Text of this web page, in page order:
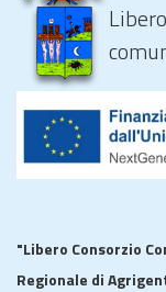
"Libero Consorzio
Regionale di